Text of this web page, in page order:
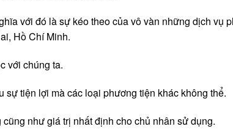
với đó là sự kéo theo của vô vàn những dịch vụ
Hồ Chí Minh.
với chúng ta.
sự tiện lợi mà các loại phương tiện khác không thể.
như giá trị nhất định cho chủ nhân sử dụng.